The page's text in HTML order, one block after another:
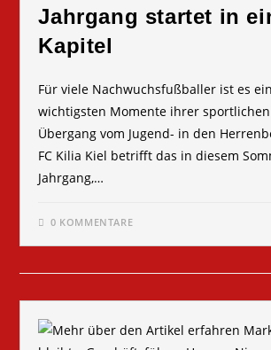
Jahrgang startet in
Kapitel
Für viele Nachwuchsfußballer ist es
wichtigsten Momente ihrer
Übergang vom Jugend- in den
FC Kilia Kiel betrifft das in diesem
Jahrgang,…
0 KOMMENTARE